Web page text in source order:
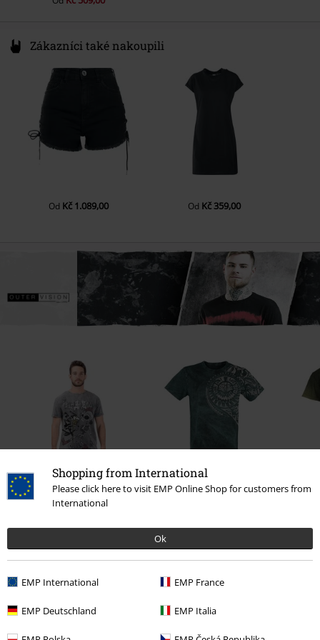
Shopping from International
Please click here to visit EMP Online Shop for customers from
International
Ok
EMP International EMP France
EMP Deutschland EMP Italia
Zákazníci také nakoupili
Od Kč 1.089,00 Od Kč 359,00
%
Kč 391,00 Kč 659,00
0 Hodnocení
Podělte se o váš názor "Selma".